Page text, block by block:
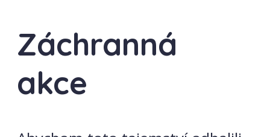
Záchranná
akce